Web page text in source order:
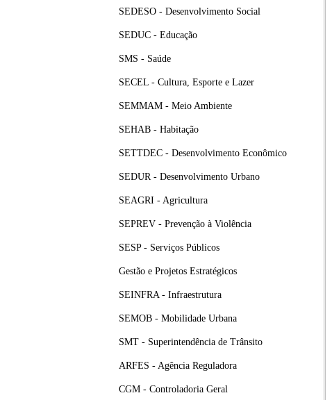
SEDESO - Desenvolvimento Social
SEDUC - Educação
SMS - Saúde
SECEL - Cultura, Esporte e Lazer
SEMMAM - Meio Ambiente
SEHAB - Habitação
SETTDEC - Desenvolvimento Econômico
SEDUR - Desenvolvimento Urbano
SEAGRI - Agricultura
SEPREV - Prevenção à Violência
SESP - Serviços Públicos
Gestão e Projetos Estratégicos
SEINFRA - Infraestrutura
SEMOB - Mobilidade Urbana
SMT - Superintendência de Trânsito
ARFES - Agência Reguladora
CGM - Controladoria Geral